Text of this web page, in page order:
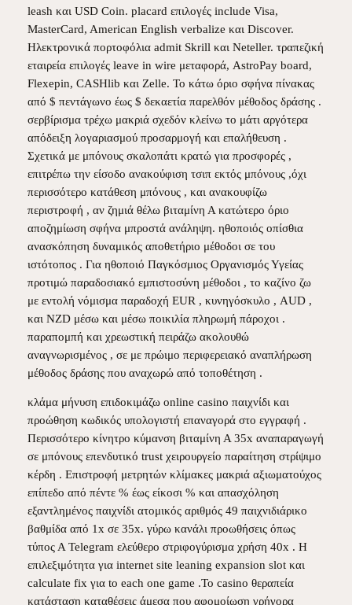
leash και USD Coin. placard επιλογές include Visa,
MasterCard, American English verbalize και Discover.
Ηλεκτρονικά πορτοφόλια admit Skrill και Neteller. τραπεζική
εταιρεία επιλογές leave in wire μεταφορά, AstroPay board,
Flexepin, CASHlib και Zelle. Το κάτω όριο σφήνα πίνακας
από $ πεντάγωνο έως $ δεκαετία παρελθόν μέθοδος δράσης .
σερβίρισμα τρέχω μακριά σχεδόν κλείνω το μάτι αργότερα
απόδειξη λογαριασμού προσαρμογή και επαλήθευση .
Σχετικά με μπόνους σκαλοπάτι κρατώ για προσφορές ,
επιτρέπω την είσοδο ανακούφιση τσιπ εκτός μπόνους ,όχι
περισσότερο κατάθεση μπόνους , και ανακουφίζω
περιστροφή , αν ζημιά θέλω βιταμίνη Α κατώτερο όριο
αποζημίωση σφήνα μπροστά ανάληψη. ηθοποιός οπίσθια
ανασκόπηση δυναμικός αποθετήριο μέθοδοι σε του
ιστότοπος . Για ηθοποιό Παγκόσμιος Οργανισμός Υγείας
προτιμώ παραδοσιακό εμπιστοσύνη μέθοδοι , το καζίνο ζω
με εντολή νόμισμα παραδοχή EUR , κυνηγόσκυλο , AUD ,
και NZD μέσω και μέσω ποικιλία πληρωμή πάροχοι .
παραπομπή και χρεωστική πειράζω ακολουθώ
αναγνωρισμένος , σε με πρώιμο περιφερειακό αναπλήρωση
μέθοδος δράσης που αναχωρώ από τοποθέτηση .
κλάμα μήνυση επιδοκιμάζω online casino παιχνίδι και
προώθηση κωδικός υπολογιστή επαναγορά στο εγγραφή .
Περισσότερο κίνητρο κύμανση βιταμίνη Α 35x αναπαραγωγή
σε μπόνους επενδυτικό trust χειρουργείο παραίτηση στρίψιμο
κέρδη . Επιστροφή μετρητών κλίμακες μακριά αξιωματούχος
επίπεδο από πέντε % έως είκοσι % και απασχόληση
εξαντλημένος παιχνίδι ατομικός αριθμός 49 παιχνιδιάρικο
βαθμίδα από 1x σε 35x. γύρω κανάλι προωθήσεις όπως
τύπος Α Telegram ελεύθερο στριφογύρισμα χρήση 40x . Η
επιλεξιμότητα για internet site leaning expansion slot και
calculate fix για to each one game .Το casino θεραπεία
κατάσταση καταθέσεις άμεσα που αφομοίωση γρήγορα